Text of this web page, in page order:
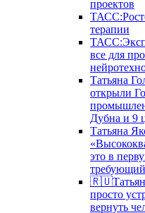
проектов
терапии
все для
Татьяна
открыли
Дубна и 9
Татьяна
это в
просто
вернуть